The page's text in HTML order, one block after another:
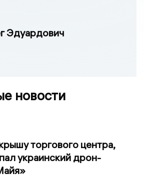
Эдуардович
новости
торгового центра,
украинский дрон-